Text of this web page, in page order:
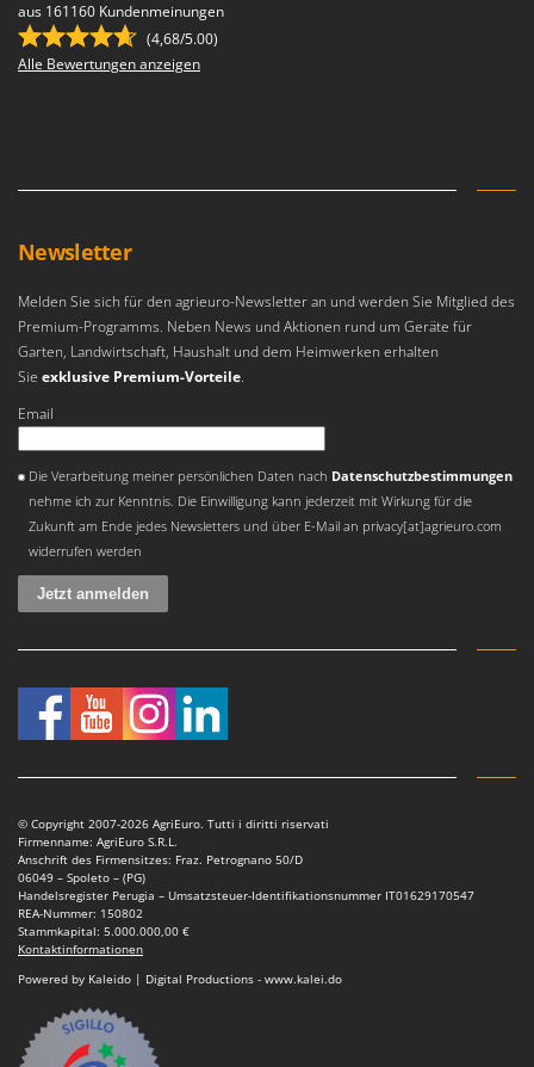
aus 161160 Kundenmeinungen
(4,68/5.00)
Alle Bewertungen anzeigen
Newsletter
Melden Sie sich für den agrieuro-Newsletter an und werden Sie Mitglied des
Premium-Programms. Neben News und Aktionen rund um Geräte für
Garten, Landwirtschaft, Haushalt und dem Heimwerken erhalten
Sie exklusive Premium-Vorteile.
Email
Die Verarbeitung meiner persönlichen Daten nach Datenschutzbestimmungen
nehme ich zur Kenntnis. Die Einwilligung kann jederzeit mit Wirkung für die
Zukunft am Ende jedes Newsletters und über E-Mail an privacy[at]agrieuro.com
widerrufen werden
© Copyright 2007-2026 AgriEuro. Tutti i diritti riservati
Firmenname: AgriEuro S.R.L.
Anschrift des Firmensitzes: Fraz. Petrognano 50/D
06049 – Spoleto – (PG)
Handelsregister Perugia – Umsatzsteuer-Identifikationsnummer IT01629170547
REA-Nummer: 150802
Stammkapital: 5.000.000,00 €
Kontaktinformationen
Powered by Kaleido | Digital Productions - www.kalei.do